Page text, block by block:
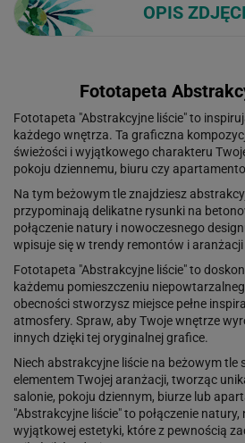
OPIS
Fototapeta
Fototapeta "Abstrakcyjne liście" to
każdego wnętrza. Ta graficzna
świeżości i wyjątkowego charakteru
pokoju dziennemu, biuru czy
Na tym beżowym tle znajdziesz
przypominają delikatne rysunki na
połączenie natury i nowoczesnego
wpisuje się w trendy remontów i
Fototapeta "Abstrakcyjne liście" to
każdemu pomieszczeniu
obecności stworzysz miejsce pełne
atmosfery. Spraw, aby Twoje wnętrze
innych dzięki tej oryginalnej grafice.
Niech abstrakcyjne liście na beżowym tle
elementem Twojej aranżacji, tworząc
salonie, pokoju dziennym, biurze lub
"Abstrakcyjne liście" to połączenie
wyjątkowej estetyki, które z pewnością